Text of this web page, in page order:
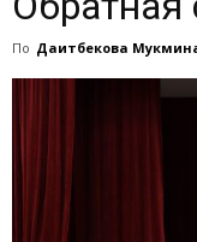
По Даитбекова